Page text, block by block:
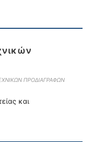
ΠΡΟΔΙΑΓΡΑΦΩΝ
και